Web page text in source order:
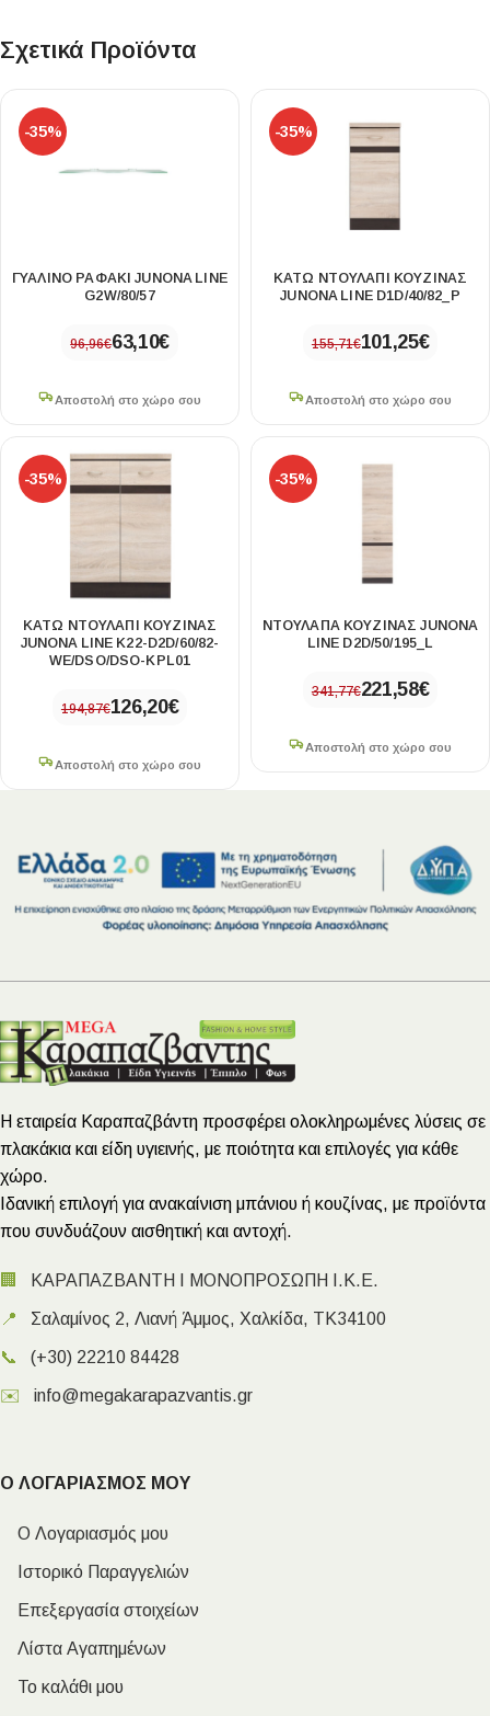
Σχετικά Προϊόντα
-35%
ΓΥΑΛΙΝΟ ΡΑΦΑΚΙ JUNONA LINE
G2W/80/57
96,96€63,10€
Αποστολή στο χώρο σου
-35%
ΚΑΤΩ ΝΤΟΥΛΑΠΙ ΚΟΥΖΙΝΑΣ
JUNONA LINE D1D/40/82_P
155,71€101,25€
Αποστολή στο χώρο σου
-35%
ΚΑΤΩ ΝΤΟΥΛΑΠΙ ΚΟΥΖΙΝΑΣ
JUNONA LINE K22-D2D/60/82-
WE/DSO/DSO-KPL01
194,87€126,20€
Αποστολή στο χώρο σου
-35%
ΝΤΟΥΛΑΠΑ ΚΟΥΖΙΝΑΣ JUNONA
LINE D2D/50/195_L
341,77€221,58€
Αποστολή στο χώρο σου
Η εταιρεία Καραπαζβάντη προσφέρει ολοκληρωμένες λύσεις σε
πλακάκια και είδη υγιεινής, με ποιότητα και επιλογές για κάθε
χώρο.
Ιδανική επιλογή για ανακαίνιση μπάνιου ή κουζίνας, με προϊόντα
που συνδυάζουν αισθητική και αντοχή.
🏢 ΚΑΡΑΠΑΖΒΑΝΤΗ Ι ΜΟΝΟΠΡΟΣΩΠΗ Ι.Κ.Ε.
📍 Σαλαμίνος 2, Λιανή Άμμος, Χαλκίδα, ΤΚ34100
📞 (+30) 22210 84428
✉️ info@megakarapazvantis.gr
Ο ΛΟΓΑΡΙΑΣΜΟΣ ΜΟΥ
Ο Λογαριασμός μου
Ιστορικό Παραγγελιών
Επεξεργασία στοιχείων
Λίστα Αγαπημένων
Το καλάθι μου